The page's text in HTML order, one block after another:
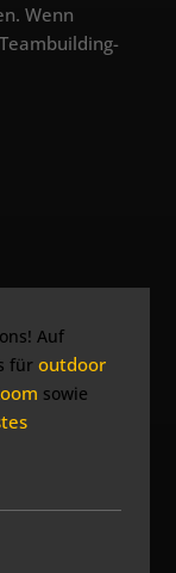
Wenn
Auf
füroutdoor
sowie